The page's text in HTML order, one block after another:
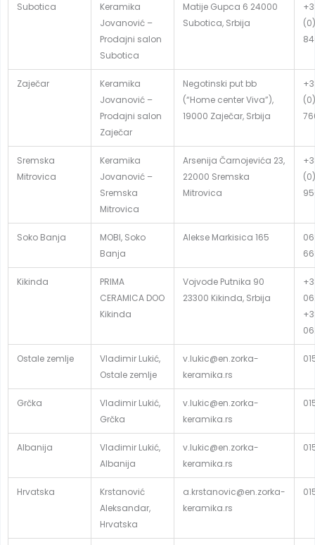
Subotica
Keramika
Jovanović –
Prodajni salon
Subotica
Matije Gupca 6 24000
Subotica, Srbija
Zaječar
Keramika
Jovanović –
Prodajni salon
Zaječar
Negotinski put bb
(“Home center Viva”),
19000 Zaječar, Srbija
Sremska
Mitrovica
Keramika
Jovanović –
Sremska
Mitrovica
Arsenija Čarnojevića 23,
22000 Sremska
Mitrovica
Soko Banja
MOBI, Soko
Banja
Alekse Markisica 165
66
Kikinda
PRIMA
CERAMICA DOO
Kikinda
Vojvode Putnika 90
23300 Kikinda, Srbija
Ostale zemlje
Vladimir Lukić,
Ostale zemlje
v.lukic@en.zorka-
keramika.rs
Grčka
Vladimir Lukić,
Grčka
v.lukic@en.zorka-
keramika.rs
Albanija
Vladimir Lukić,
Albanija
v.lukic@en.zorka-
keramika.rs
Hrvatska
Krstanović
Aleksandar,
Hrvatska
a.krstanovic@en.zorka-
keramika.rs